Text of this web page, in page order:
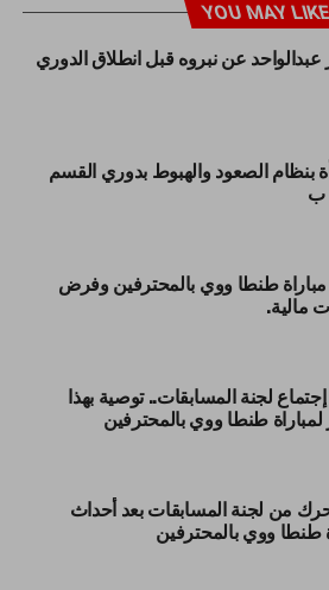
YOU MAY
عبدالواحد عن نبروه قبل انطلاق الدوري
بنظام الصعود والهبوط بدوري القسم
ب
مباراة طنطا ووي بالمحترفين وفرض
مالية.
لجنة المسابقات.. توصية بهذا
لمباراة طنطا ووي بالمحترفين
من لجنة المسابقات بعد أحداث
طنطا ووي بالمحترفين